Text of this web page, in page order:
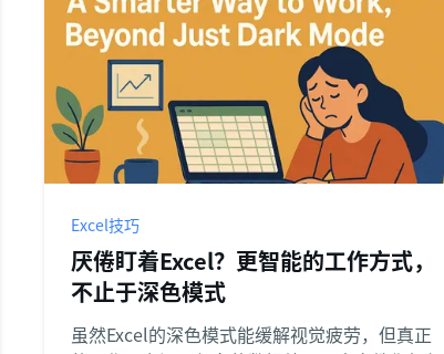
Excel技巧
厌倦盯着Excel？更智能的工作方式，
不止于深色模式
虽然Excel的深色模式能缓解视觉疲劳，但真正